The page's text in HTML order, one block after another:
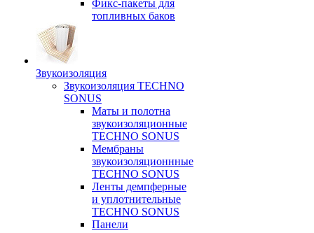
Фикс-пакеты для
топливных баков
Звукоизоляция
Звукоизоляция TECHNO
SONUS
Маты и полотна
звукоизоляционные
TECHNO SONUS
Мембраны
звукоизоляционнные
TECHNO SONUS
Ленты демпферные
и уплотнительные
TECHNO SONUS
Панели